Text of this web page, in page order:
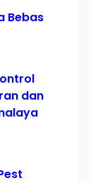
Bebas
dan